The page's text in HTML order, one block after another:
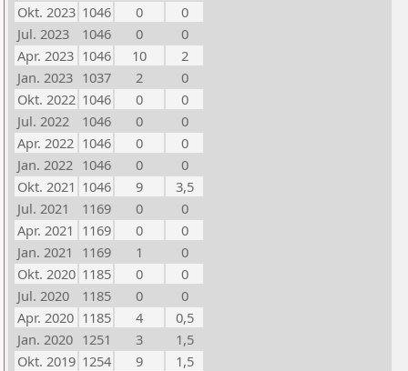
Okt. 2023 1046 0
0
Jul. 2023
1046 0
0
Apr. 2023 1046 10
2
Jan. 2023 1037 2
0
Okt. 2022 1046 0
0
Jul. 2022
1046 0
0
Apr. 2022 1046 0
0
Jan. 2022 1046 0
0
Okt. 2021 1046 9
3,5
Jul. 2021
1169 0
0
Apr. 2021 1169 0
0
Jan. 2021
1169 1
0
Okt. 2020 1185 0
0
Jul. 2020
1185 0
0
Apr. 2020 1185 4
0,5
Jan. 2020 1251 3
1,5
Okt. 2019 1254 9
1,5